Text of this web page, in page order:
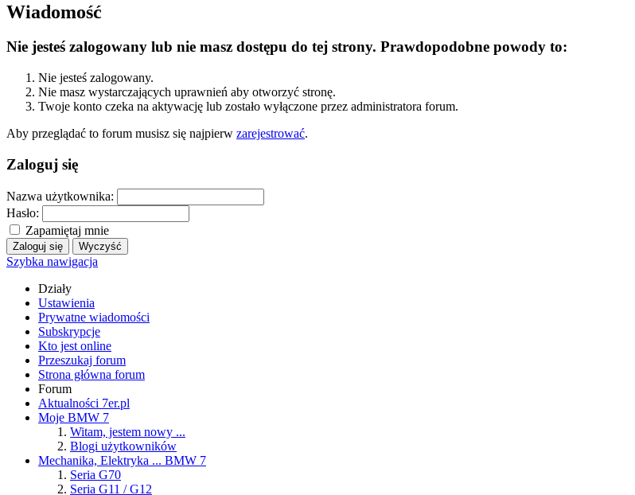
Wiadomość
Nie jesteś zalogowany lub nie masz dostępu do tej strony. Prawdopodobne powody to:
Nie jesteś zalogowany.
Nie masz wystarczających uprawnień aby otworzyć stronę.
Twoje konto czeka na aktywację lub zostało wyłączone przez administratora forum.
Aby przeglądać to forum musisz się najpierw zarejestrować.
Zaloguj się
Nazwa użytkownika:
Hasło:
Zapamiętaj mnie
Szybka nawigacja
Działy
Ustawienia
Prywatne wiadomości
Subskrypcje
Kto jest online
Przeszukaj forum
Strona główna forum
Forum
Aktualności 7er.pl
Moje BMW 7
Witam, jestem nowy ...
Blogi użytkowników
Mechanika, Elektryka ... BMW 7
Seria G70
Seria G11 / G12